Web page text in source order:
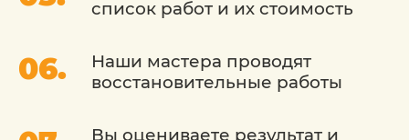
список работ и их стоимость
Наши мастера проводят
восстановительные работы
Вы оцениваете результат и